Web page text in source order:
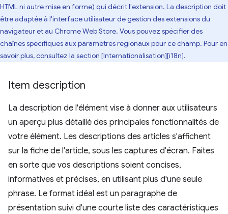
HTML ni autre mise en forme) qui décrit l'extension. La description doit
être adaptée à l'interface utilisateur de gestion des extensions du
navigateur et au Chrome Web Store. Vous pouvez spécifier des
chaînes spécifiques aux paramètres régionaux pour ce champ. Pour en
savoir plus, consultez la section [Internationalisation][i18n].
Item description
La description de l'élément vise à donner aux utilisateurs
un aperçu plus détaillé des principales fonctionnalités de
votre élément. Les descriptions des articles s'affichent
sur la fiche de l'article, sous les captures d'écran. Faites
en sorte que vos descriptions soient concises,
informatives et précises, en utilisant plus d'une seule
phrase. Le format idéal est un paragraphe de
présentation suivi d'une courte liste des caractéristiques